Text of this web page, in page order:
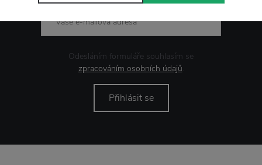
Odesláním formuláře souhlasím se
zpracováním osobních údajů.
Přihlásit se